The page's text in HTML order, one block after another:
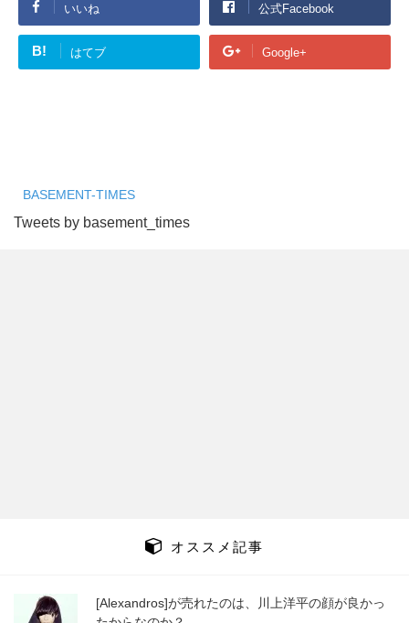
いいね 公式Facebook
B! はてブ Google+
BASEMENT-TIMES
Tweets by basement_times
オススメ記事
[Alexandros]が売れたのは、川上洋平の顔が良かっ